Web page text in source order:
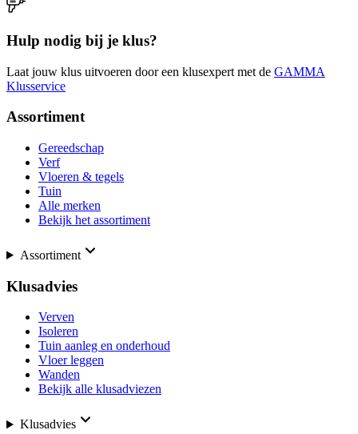
Hulp nodig bij je klus?
Laat jouw klus uitvoeren door een klusexpert met de GAMMA
Klusservice
Assortiment
Gereedschap
Verf
Vloeren & tegels
Tuin
Alle merken
Bekijk het assortiment
Assortiment
Klusadvies
Verven
Isoleren
Tuin aanleg en onderhoud
Vloer leggen
Wanden
Bekijk alle klusadviezen
Klusadvies